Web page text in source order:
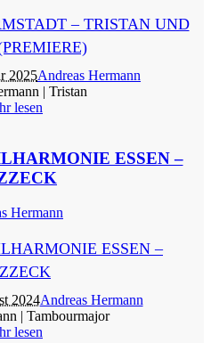
– TRISTAN UND
2025Andreas Hermann
| Tristan
lesen
ESSEN –
Hermann
ESSEN –
2024Andreas Hermann
| Tambourmajor
lesen